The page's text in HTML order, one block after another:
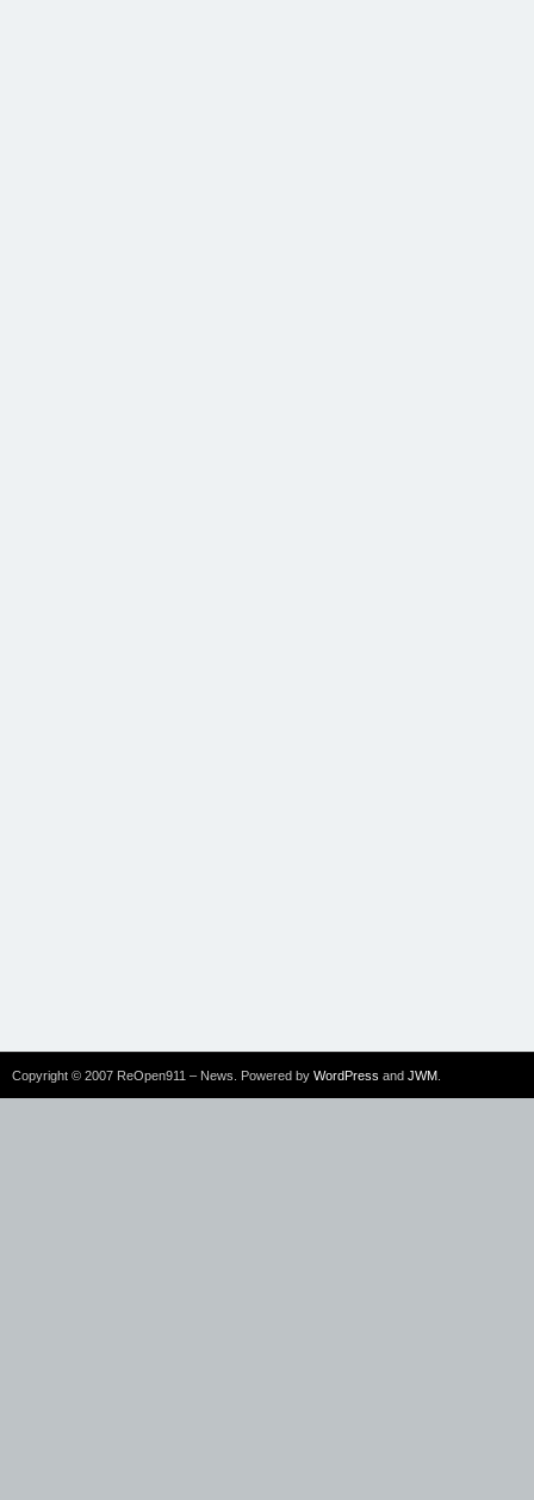
Copyright © 2007 ReOpen911 – News. Powered by WordPress and JWM